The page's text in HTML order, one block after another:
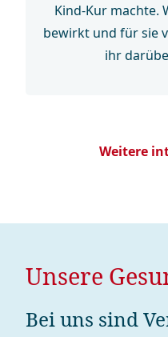
Kind-Kur machte.
bewirkt und für sie
ihr
Weitere
Unsere
Bei uns sind